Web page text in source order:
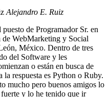
Alejandro E. Ruiz
de Programador Sr. en
de WebMarketing y Social
México. Dentro de tres
del Software y les
o están en busca de
la respuesta es Python o Ruby.
mucho pero buenos amigos lo
y lo he tenido que ir